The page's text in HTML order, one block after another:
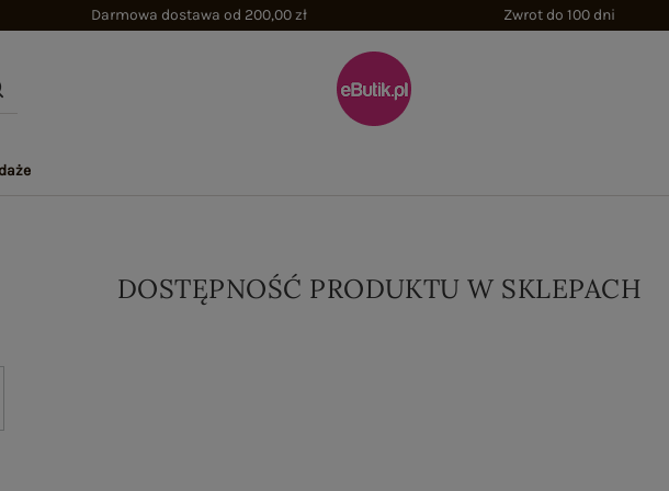
Darmowa dostawa od 200,00 zł Zwrot do 100 dni
DOSTĘPNOŚĆ PRODUKTU W SKLEPACH